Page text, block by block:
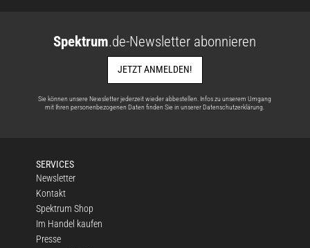
Spektrum.de-Newsletter abonnieren
JETZT ANMELDEN!
Sie können unsere Newsletter jederzeit wieder abbestellen. Infos zu unserem Umgang
mit Ihren personenbezogenen Daten finden Sie in unsererDatenschutzerklärung
SERVICES
Newsletter
Kontakt
Spektrum Shop
Im Handel kaufen
Presse